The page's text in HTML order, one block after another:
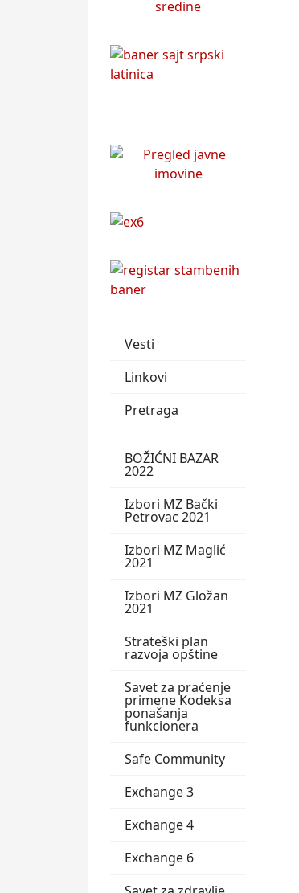
Vesti
Linkovi
Pretraga
BOŽIĆNI BAZAR
2022
Izbori MZ Bački
Petrovac 2021
Izbori MZ Maglić
2021
Izbori MZ Gložan
2021
Strateški plan
razvoja opštine
Savet za praćenje
primene Kodeksa
ponašanja
funkcionera
Safe Community
Exchange 3
Exchange 4
Exchange 6